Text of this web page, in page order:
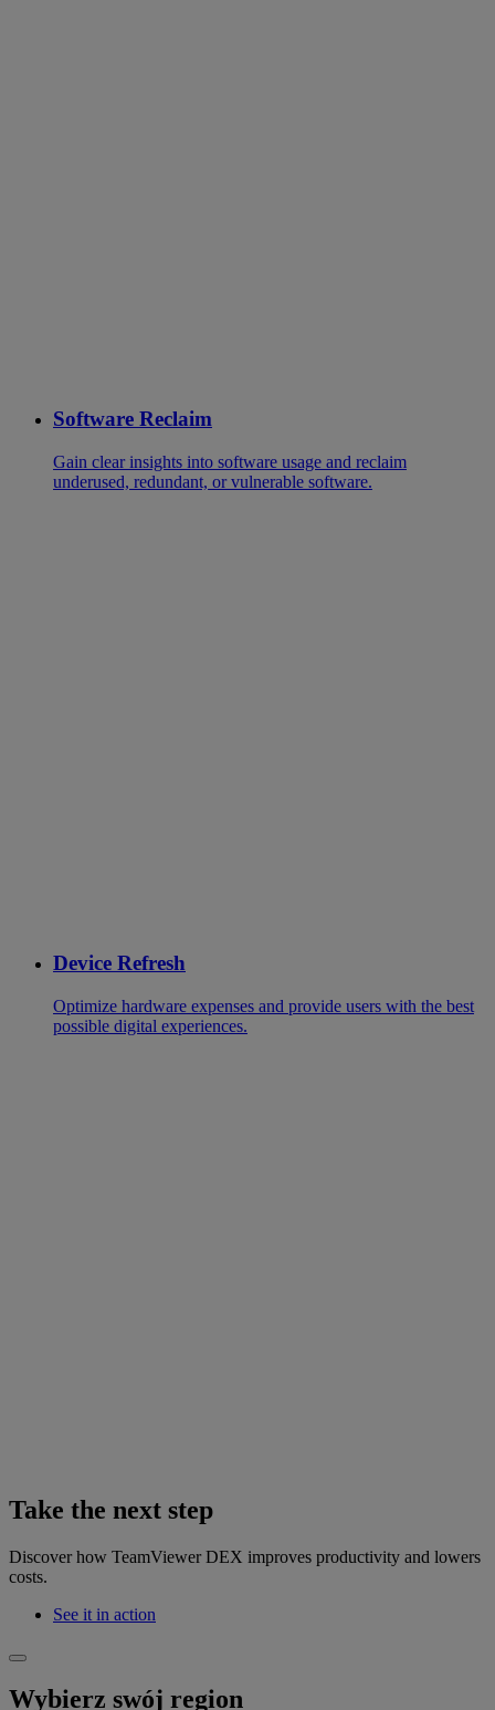
Software Reclaim
Gain clear insights into software usage and reclaim
underused, redundant, or vulnerable software.
Device Refresh
Optimize hardware expenses and provide users with the best
possible digital experiences.
Take the next step
Discover how TeamViewer DEX improves productivity and lowers
costs.
See it in action
Wybierz swój region